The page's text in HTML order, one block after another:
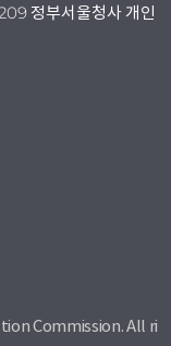
정부서울청사 개인
Commission. All ri